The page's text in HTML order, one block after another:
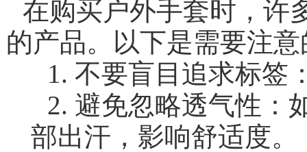
在购买户外手套时，许
的产品。以下是需要注
1. 不要盲目追求标签
2. 避免忽略透气性：
部出汗，影响舒适度。